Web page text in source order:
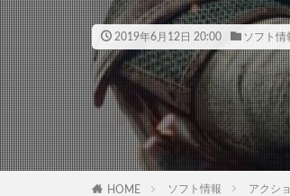
2019年6月12日 20:00 ソフト情
HOME ソフト情報 アクシ